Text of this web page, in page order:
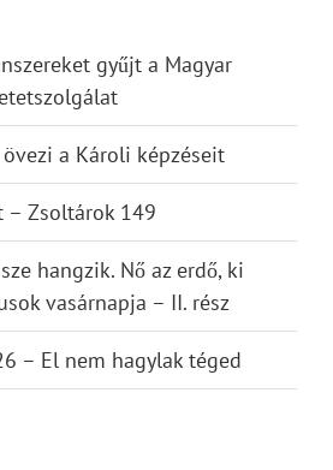
gyűjt a Magyar
a Károli képzéseit
– Zsoltárok 149
hangzik. Nő az erdő, ki
vasárnapja – II. rész
– El nem hagylak téged